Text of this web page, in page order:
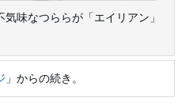
味なつららが「エイリアン」
」からの続き。